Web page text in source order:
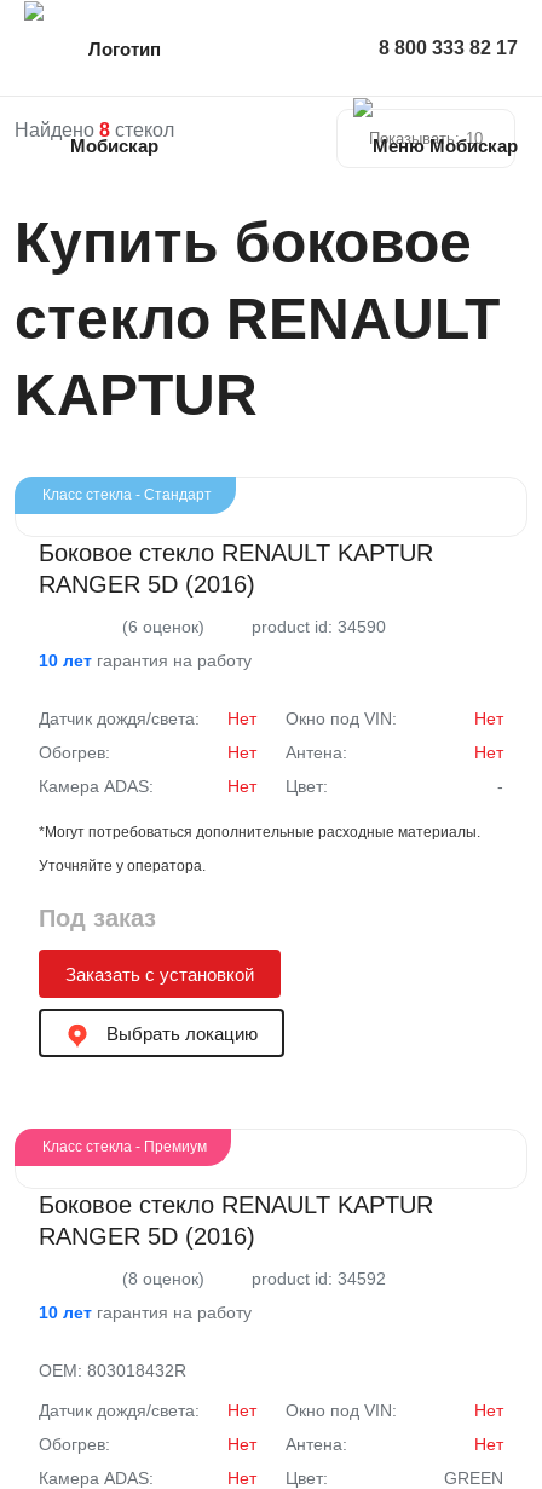
8 800 333 82 17
Найдено 8 стекол Показывать: 10
Купить боковое
стекло RENAULT
KAPTUR
Класс стекла - Стандарт
Боковое стекло RENAULT KAPTUR
RANGER 5D (2016)
(6 оценок)
product id: 34590
10 лет гарантия на работу
Датчик дождя/света: Нет Окно под VIN:
Нет
Обогрев:
Нет Антена:
Нет
Камера ADAS:
Нет Цвет: -
*Могут потребоваться дополнительные расходные материалы.
Уточняйте у оператора.
Под заказ
Заказать с установкой
Выбрать локацию
Класс стекла - Премиум
Боковое стекло RENAULT KAPTUR
RANGER 5D (2016)
(8 оценок)
product id: 34592
10 лет гарантия на работу
OEM: 803018432R
Датчик дождя/света: Нет Окно под VIN:
Нет
Обогрев:
Нет Антена:
Нет
Камера ADAS:
Нет Цвет: GREEN